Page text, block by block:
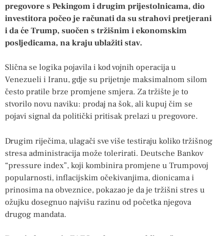
pregovore s Pekingom i drugim prijestolnicama, dio
investitora počeo je računati da su strahovi pretjerani
i da će Trump, suočen s tržišnim i ekonomskim
posljedicama, na kraju ublažiti stav.
Slična se logika pojavila i kod vojnih operacija u
Venezueli i Iranu, gdje su prijetnje maksimalnom silom
često pratile brze promjene smjera. Za tržište je to
stvorilo novu naviku: prodaj na šok, ali kupuj čim se
pojavi signal da politički pritisak prelazi u pregovore.
Drugim riječima, ulagači sve više testiraju koliko tržišnog
stresa administracija može tolerirati. Deutsche Bankov
“pressure index”, koji kombinira promjene u Trumpovoj
popularnosti, inflacijskim očekivanjima, dionicama i
prinosima na obveznice, pokazao je da je tržišni stres u
ožujku dosegnuo najvišu razinu od početka njegova
drugog mandata.